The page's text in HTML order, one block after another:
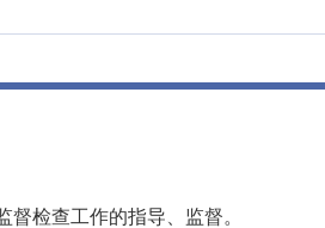
督检查工作的指导、监督。